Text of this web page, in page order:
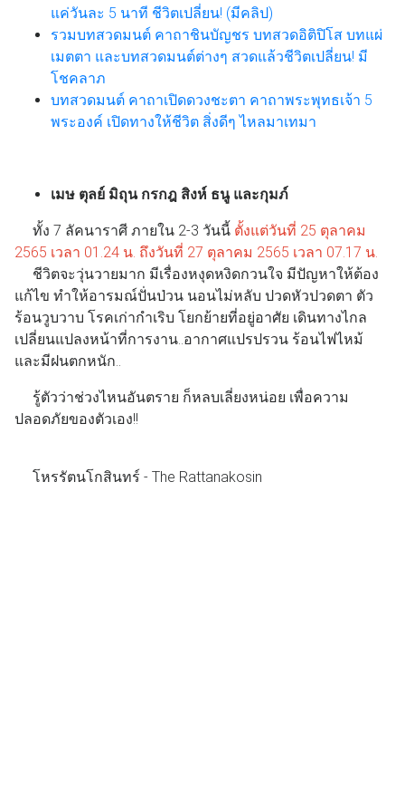
แค่วันละ 5 นาที ชีวิตเปลี่ยน! (มีคลิป)
รวมบทสวดมนต์ คาถาชินบัญชร บทสวดอิติปิโส บทแผ่
เมตตา และบทสวดมนต์ต่างๆ สวดแล้วชีวิตเปลี่ยน! มี
โชคลาภ
บทสวดมนต์ คาถาเปิดดวงชะตา คาถาพระพุทธเจ้า 5
พระองค์ เปิดทางให้ชีวิต สิ่งดีๆ ไหลมาเทมา
เมษ ตุลย์ มิถุน กรกฎ สิงห์ ธนู และกุมภ์
ทั้ง 7 ลัคนาราศี ภายใน 2-3 วันนี้ ตั้งแต่วันที่ 25 ตุลาคม
2565 เวลา 01.24 น. ถึงวันที่ 27 ตุลาคม 2565 เวลา 07.17 น.
ชีวิตจะวุ่นวายมาก มีเรื่องหงุดหงิดกวนใจ มีปัญหาให้ต้อง
แก้ไข ทำให้อารมณ์ปั่นป่วน นอนไม่หลับ ปวดหัวปวดตา ตัว
ร้อนวูบวาบ โรคเก่ากำเริบ โยกย้ายที่อยู่อาศัย เดินทางไกล
เปลี่ยนแปลงหน้าที่การงาน..อากาศแปรปรวน ร้อนไฟไหม้
และมีฝนตกหนัก..
รู้ตัวว่าช่วงไหนอันตราย ก็หลบเลี่ยงหน่อย เพื่อความ
ปลอดภัยของตัวเอง!!
โหรรัตนโกสินทร์ - The Rattanakosin